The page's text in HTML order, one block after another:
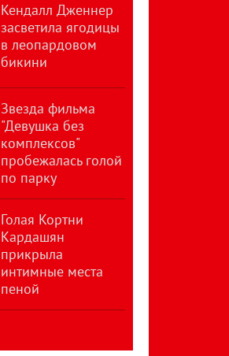
Кендалл Дженнер
засветила ягодицы
в леопардовом
бикини
Звезда фильма
"Девушка без
комплексов"
пробежалась голой
по парку
Голая Кортни
Кардашян
прикрыла
интимные места
пеной